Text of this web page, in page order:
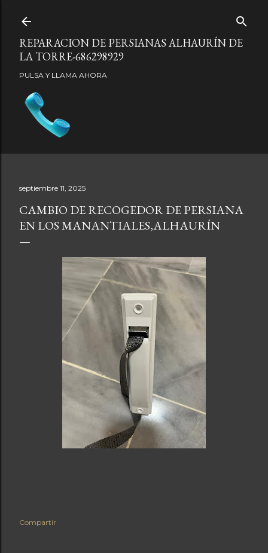
REPARACION DE PERSIANAS ALHAURÍN DE
LA TORRE-686298929
PULSA Y LLAMA AHORA
septiembre 11, 2025
CAMBIO DE RECOGEDOR DE PERSIANA
EN LOS MANANTIALES,ALHAURÍN
Compartir